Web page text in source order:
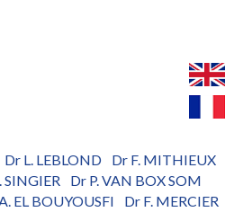
Dr L. LEBLOND
Dr F. MITHIEUX
SINGIER- Dr P. VAN BOX SOM
EL BOUYOUSFI
Dr F. MERCIER